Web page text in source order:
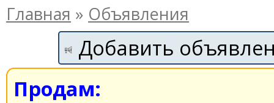
Главная » Объявления
Добавить
Продам: